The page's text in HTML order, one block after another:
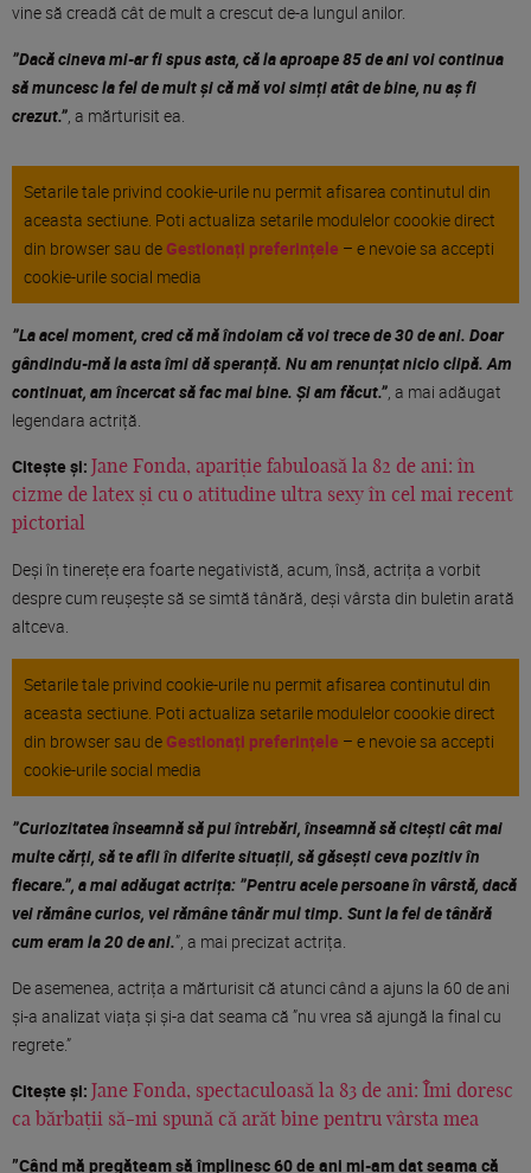
vine să creadă cât de mult a crescut de-a lungul anilor.
”Dacă cineva mi-ar fi spus asta, că la aproape 85 de ani voi continua
să muncesc la fel de mult și că mă voi simți atât de bine, nu aș fi
crezut.”, a mărturisit ea.
Setarile tale privind cookie-urile nu permit afisarea continutul din
aceasta sectiune. Poti actualiza setarile modulelor coookie direct
din browser sau de Gestionați preferințele – e nevoie sa accepti
cookie-urile social media
”La acel moment, cred că mă îndoiam că voi trece de 30 de ani. Doar
gândindu-mă la asta îmi dă speranță. Nu am renunțat nicio clipă. Am
continuat, am încercat să fac mai bine. Și am făcut.”, a mai adăugat
legendara actriță.
Citește și: Jane Fonda, apariție fabuloasă la 82 de ani: în
cizme de latex și cu o atitudine ultra sexy în cel mai recent
pictorial
Deși în tinerețe era foarte negativistă, acum, însă, actrița a vorbit
despre cum reușește să se simtă tânără, deși vârsta din buletin arată
altceva.
Setarile tale privind cookie-urile nu permit afisarea continutul din
aceasta sectiune. Poti actualiza setarile modulelor coookie direct
din browser sau de Gestionați preferințele – e nevoie sa accepti
cookie-urile social media
”Curiozitatea înseamnă să pui întrebări, înseamnă să citești cât mai
multe cărți, să te afli în diferite situații, să găsești ceva pozitiv în
fiecare.”, a mai adăugat actrița: ”Pentru acele persoane în vârstă, dacă
vei rămâne curios, vei rămâne tânăr mul timp. Sunt la fel de tânără
cum eram la 20 de ani.”, a mai precizat actrița.
De asemenea, actrița a mărturisit că atunci când a ajuns la 60 de ani
și-a analizat viața și și-a dat seama că ”nu vrea să ajungă la final cu
regrete.”
Citește și: Jane Fonda, spectaculoasă la 83 de ani: Îmi doresc
ca bărbații să-mi spună că arăt bine pentru vârsta mea
”Când mă pregăteam să împlinesc 60 de ani mi-am dat seama că